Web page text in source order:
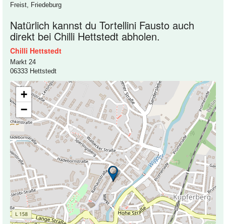
Freist, Friedeburg
Natürlich kannst du Tortellini Fausto auch
direkt bei Chilli Hettstedt abholen.
Chilli Hettstedt
Markt 24
06333 Hettstedt
+
−